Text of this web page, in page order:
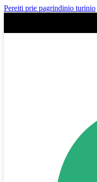
Pereiti prie pagrindinio turinio